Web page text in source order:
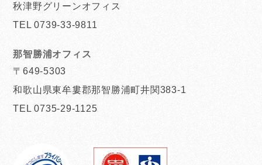
秋津野グリーンオフィス
TEL 0739-33-9811
那智勝浦オフィス
〒649-5303
和歌山県東牟婁郡那智勝浦町井関383-1
TEL 0735-29-1125